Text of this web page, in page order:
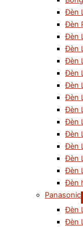
Đèn
Đèn
Đèn
Đèn
Đèn
Đèn
Đèn
Đèn
Đèn
Đèn
Đèn
Đèn
Đèn
Đèn
Đèn
Panasonic
Đèn
Đèn